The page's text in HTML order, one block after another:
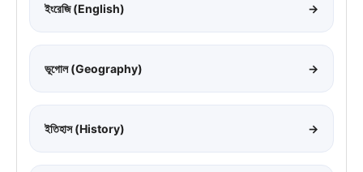
ইংরেজি (English) →
ভূগোল (Geography) →
ইতিহাস (History) →